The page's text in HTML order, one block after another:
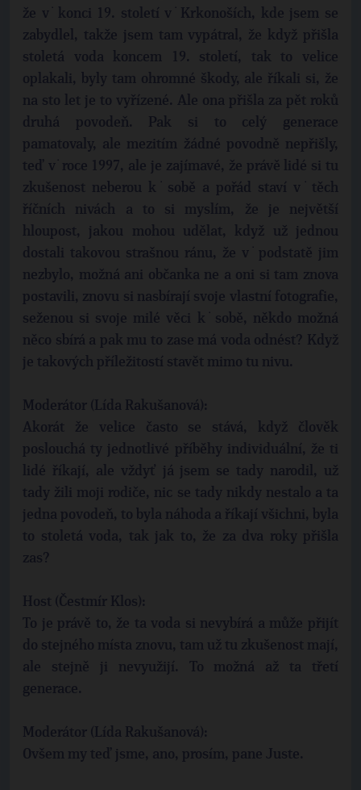
že v˙konci 19. století v˙Krkonoších, kde jsem se
zabydlel, takže jsem tam vypátral, že když přišla
stoletá voda koncem 19. století, tak to velice
oplakali, byly tam ohromné škody, ale říkali si, že
na sto let je to vyřízené. Ale ona přišla za pět roků
druhá povodeň. Pak si to celý generace
pamatovaly, ale mezitím žádné povodně nepřišly,
teď v˙roce 1997, ale je zajímavé, že právě lidé si tu
zkušenost neberou k˙sobě a pořád staví v˙těch
říčních nivách a to si myslím, že je největší
hloupost, jakou mohou udělat, když už jednou
dostali takovou strašnou ránu, že v˙podstatě jim
nezbylo, možná ani občanka ne a oni si tam znova
postavili, znovu si nasbírají svoje vlastní fotografie,
seženou si svoje milé věci k˙sobě, někdo možná
něco sbírá a pak mu to zase má voda odnést? Když
je takových příležitostí stavět mimo tu nivu.
Moderátor (Lída Rakušanová):
Akorát že velice často se stává, když člověk
poslouchá ty jednotlivé příběhy individuální, že ti
lidé říkají, ale vždyť já jsem se tady narodil, už
tady žili moji rodiče, nic se tady nikdy nestalo a ta
jedna povodeň, to byla náhoda a říkají všichni, byla
to stoletá voda, tak jak to, že za dva roky přišla
zas?
Host (Čestmír Klos):
To je právě to, že ta voda si nevybírá a může přijít
do stejného místa znovu, tam už tu zkušenost mají,
ale stejně ji nevyužijí. To možná až ta třetí
generace.
Moderátor (Lída Rakušanová):
Ovšem my teď jsme, ano, prosím, pane Juste.